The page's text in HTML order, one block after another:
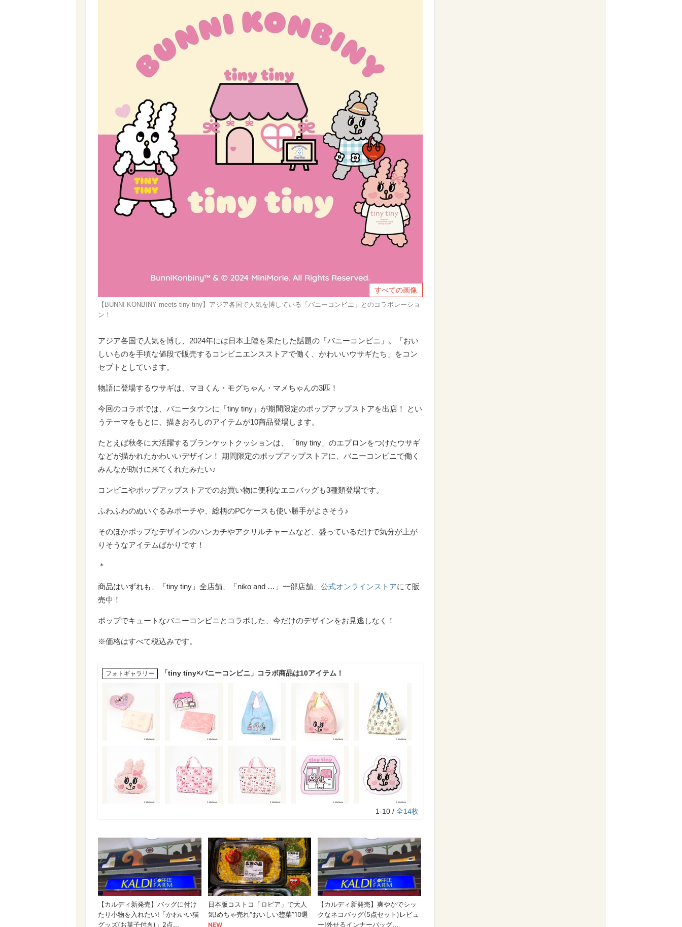
すべての画像
【BUNNI KONBINY meets tiny tiny】アジア各国で人気を博している「バニーコンビニ」とのコラボレーショ
ン！
アジア各国で人気を博し、2024年には日本上陸を果たした話題の「バニーコンビニ」。「おい
しいものを手頃な値段で販売するコンビニエンスストアで働く、かわいいウサギたち」をコン
セプトとしています。
物語に登場するウサギは、マヨくん・モグちゃん・マメちゃんの3匹！
今回のコラボでは、バニータウンに「tiny tiny」が期間限定のポップアップストアを出店！ とい
うテーマをもとに、描きおろしのアイテムが10商品登場します。
たとえば秋冬に大活躍するブランケットクッションは、「tiny tiny」のエプロンをつけたウサギ
などが描かれたかわいいデザイン！ 期間限定のポップアップストアに、バニーコンビニで働く
みんなが助けに来てくれたみたい♪
コンビニやポップアップストアでのお買い物に便利なエコバッグも3種類登場です。
ふわふわのぬいぐるみポーチや、総柄のPCケースも使い勝手がよさそう♪
そのほかポップなデザインのハンカチやアクリルチャームなど、盛っているだけで気分が上が
りそうなアイテムばかりです！
＊
商品はいずれも、「tiny tiny」全店舗、「niko and …」一部店舗、 公式オンラインストアにて販
売中！
ポップでキュートなバニーコンビニとコラボした、今だけのデザインをお見逃しなく！
※価格はすべて税込みです。
フォトギャラリー 「tiny tiny×バニーコンビニ」コラボ商品は10アイテム！
1-10 / 全14枚